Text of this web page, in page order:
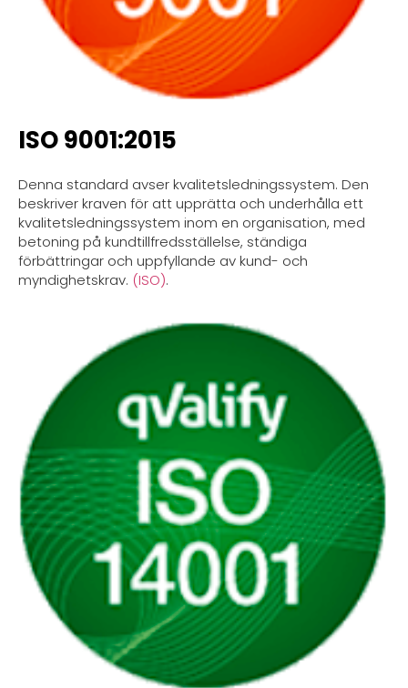
ISO 9001:2015
Denna standard avser kvalitetsledningssystem. Den
beskriver kraven för att upprätta och underhålla ett
kvalitetsledningssystem inom en organisation, med
betoning på kundtillfredsställelse, ständiga
förbättringar och uppfyllande av kund- och
myndighetskrav. (ISO).